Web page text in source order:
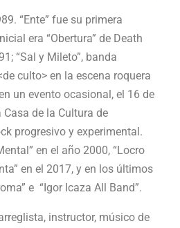
“Ente” fue su primera
era “Obertura” de Death
“Sal y Mileto”, banda
culto> en la esce­na roquera
un evento ocasional, el 16 de
de la Cultura de
progresivo y experimental.
en el año 2000, “Locro
en el 2017, y en los últimos
e “Igor Icaza All Band”.
instructor, músico de